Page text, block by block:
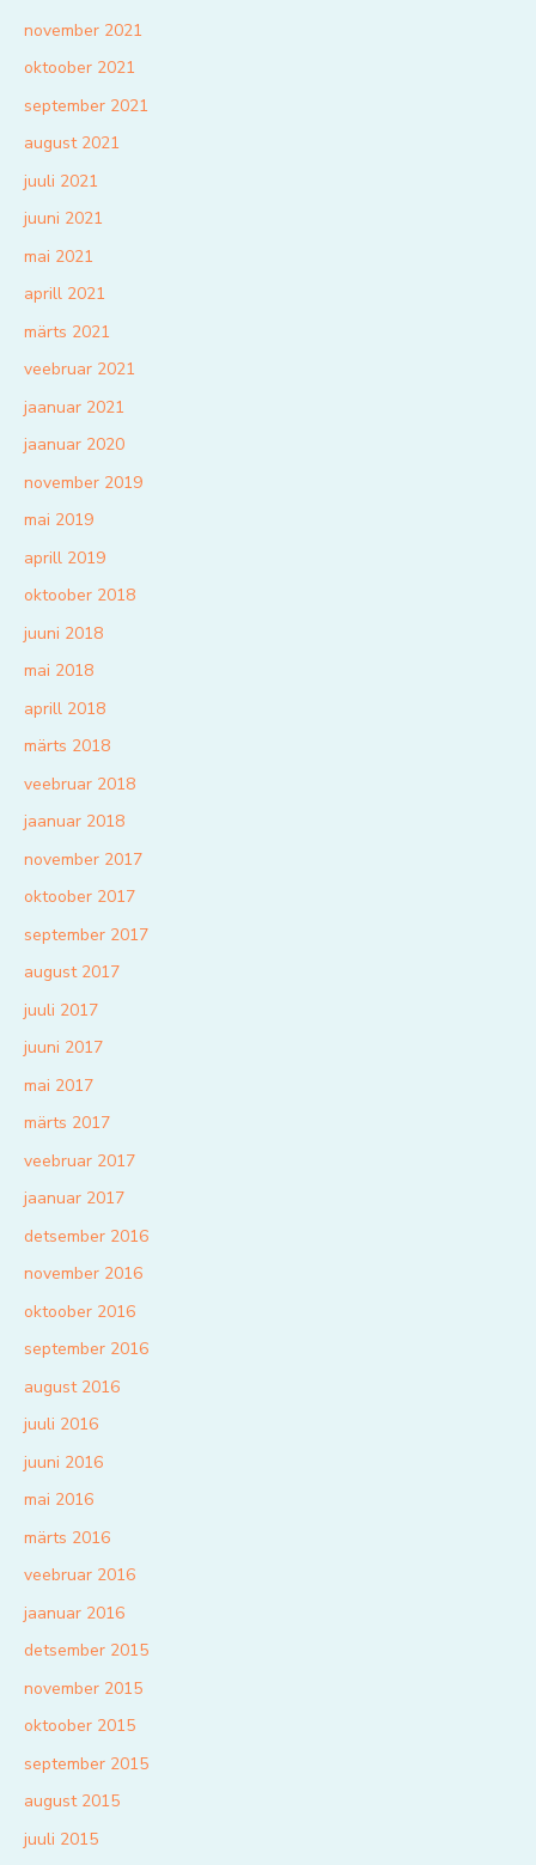
november 2021
oktoober 2021
september 2021
august 2021
juuli 2021
juuni 2021
mai 2021
aprill 2021
märts 2021
veebruar 2021
jaanuar 2021
jaanuar 2020
november 2019
mai 2019
aprill 2019
oktoober 2018
juuni 2018
mai 2018
aprill 2018
märts 2018
veebruar 2018
jaanuar 2018
november 2017
oktoober 2017
september 2017
august 2017
juuli 2017
juuni 2017
mai 2017
märts 2017
veebruar 2017
jaanuar 2017
detsember 2016
november 2016
oktoober 2016
september 2016
august 2016
juuli 2016
juuni 2016
mai 2016
märts 2016
veebruar 2016
jaanuar 2016
detsember 2015
november 2015
oktoober 2015
september 2015
august 2015
juuli 2015